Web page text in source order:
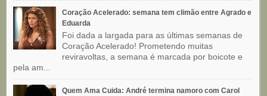
Coração Acelerado: semana tem climão entre Agrado e
Eduarda
Foi dada a largada para as últimas semanas de
Coração Acelerado! Prometendo muitas
reviravoltas, a semana é marcada por boicote e
pela am...
Quem Ama Cuida: André termina namoro com Carol